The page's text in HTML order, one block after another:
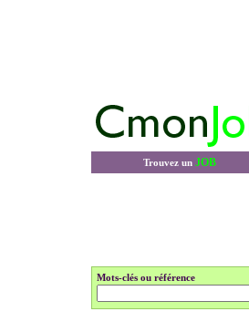
Trouvez un JOB
Mots-clés ou référence